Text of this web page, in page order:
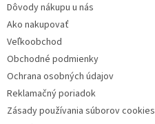
Dôvody nákupu u nás
Ako nakupovať
Veľkoobchod
Obchodné podmienky
Ochrana osobných údajov
Reklamačný poriadok
Zásady používania súborov cookies